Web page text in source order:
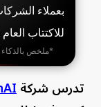
للاكتتاب
*ملخص
تدرس شركة